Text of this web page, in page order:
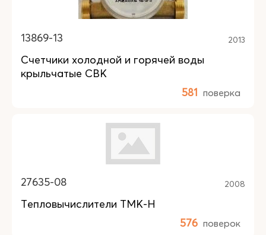
13869-13 2013
Счетчики холодной и горячей воды
крыльчатые СВК
581 поверка
27635-08 2008
Тепловычислители ТМК-Н
576 поверок